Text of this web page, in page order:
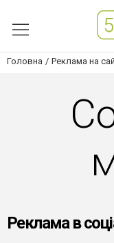
Головна Реклама на
Реклама в